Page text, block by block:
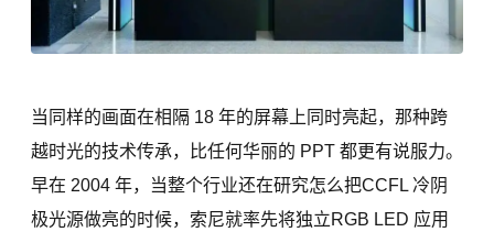
当同样的画面在相隔 18 年的屏幕上同时亮起，那种跨
越时光的技术传承，比任何华丽的 PPT 都更有说服力。
早在 2004 年，当整个行业还在研究怎么把CCFL 冷阴
极光源做亮的时候，索尼就率先将独立RGB LED 应用